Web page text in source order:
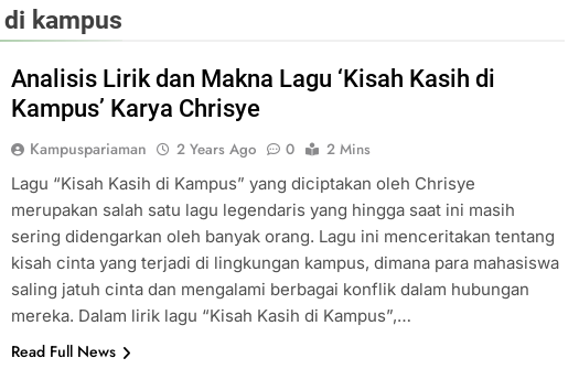
kampus
Analisis Lirik dan Makna Lagu ‘Kisah Kasih di
Kampus’ Karya Chrisye
Kampuspariaman 2 Years Ago 0
2 Mins
Lagu “Kisah Kasih di Kampus” yang diciptakan oleh Chrisye
merupakan salah satu lagu legendaris yang hingga saat ini masih
sering didengarkan oleh banyak orang. Lagu ini menceritakan tentang
kisah cinta yang terjadi di lingkungan kampus, dimana para mahasiswa
saling jatuh cinta dan mengalami berbagai konflik dalam hubungan
mereka. Dalam lirik lagu “Kisah Kasih di Kampus”,…
Read Full News